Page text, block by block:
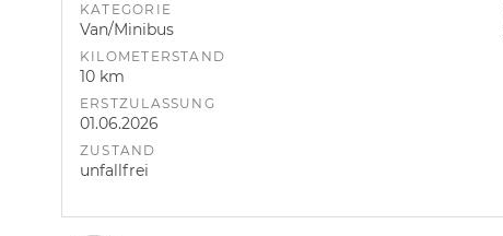
KATEGORIE
Van/Minibus
KILOMETERSTAND
10 km
ERSTZULASSUNG
01.06.2026
ZUSTAND
unfallfrei